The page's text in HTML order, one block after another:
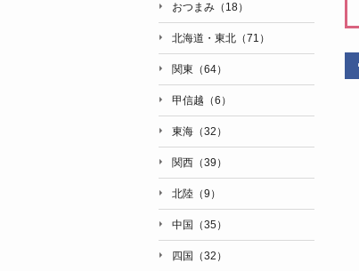
おつまみ（18）
北海道・東北（71）
関東（64）
甲信越（6）
東海（32）
関西（39）
北陸（9）
中国（35）
四国（32）